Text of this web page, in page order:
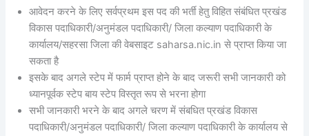
आवेदन करने के लिए सर्वप्रथम इस पद की भर्ती हेतु विहित संबंधित प्रखंड
विकास पदाधिकारी/अनुमंडल पदाधिकारी/ जिला कल्याण पदाधिकारी के
कार्यालय/सहरसा जिला की वेबसाइट saharsa.nic.in से प्राप्त किया जा
सकता है
इसके बाद अगले स्टेप में फार्म प्राप्त होने के बाद जरूरी सभी जानकारी को
ध्यानपूर्वक स्टेप बाय स्टेप विस्तृत रूप से भरना होगा
सभी जानकारी भरने के बाद अगले चरण में संबधित प्रखंड विकास
पदाधिकारी/अनुमंडल पदाधिकारी/ जिला कल्याण पदाधिकारी के कार्यालय से